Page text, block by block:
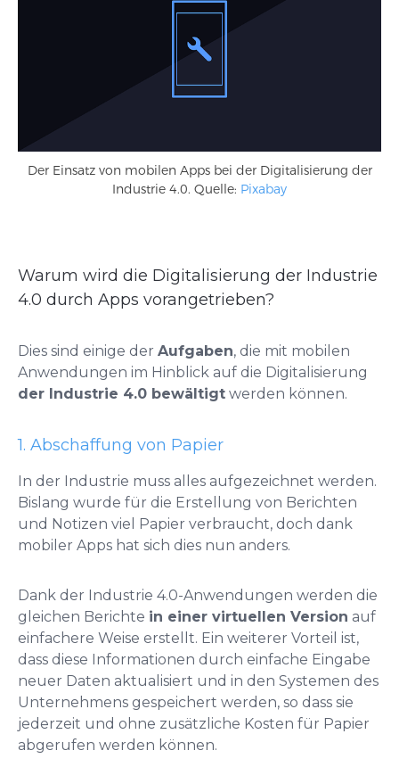
Der Einsatz von mobilen Apps bei der Digitalisierung der
Industrie 4.0. Quelle: Pixabay
Warum wird die Digitalisierung der Industrie
4.0 durch Apps vorangetrieben?
Dies sind einige der Aufgaben, die mit mobilen
Anwendungen im Hinblick auf die Digitalisierung
der Industrie 4.0 bewältigt werden können.
1. Abschaffung von Papier
In der Industrie muss alles aufgezeichnet werden.
Bislang wurde für die Erstellung von Berichten
und Notizen viel Papier verbraucht, doch dank
mobiler Apps hat sich dies nun anders.
Dank der Industrie 4.0-Anwendungen werden die
gleichen Berichte in einer virtuellen Version auf
einfachere Weise erstellt. Ein weiterer Vorteil ist,
dass diese Informationen durch einfache Eingabe
neuer Daten aktualisiert und in den Systemen des
Unternehmens gespeichert werden, so dass sie
jederzeit und ohne zusätzliche Kosten für Papier
abgerufen werden können.